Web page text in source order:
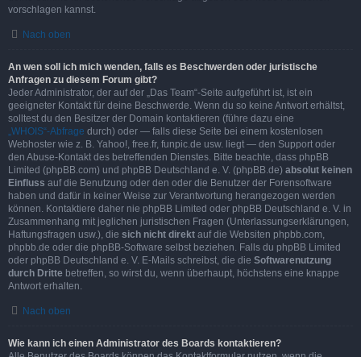
vorschlagen kannst.
Nach oben
An wen soll ich mich wenden, falls es Beschwerden oder juristische
Anfragen zu diesem Forum gibt?
Jeder Administrator, der auf der „Das Team“-Seite aufgeführt ist, ist ein
geeigneter Kontakt für deine Beschwerde. Wenn du so keine Antwort erhältst,
solltest du den Besitzer der Domain kontaktieren (führe dazu eine
„WHOIS“-Abfrage durch) oder — falls diese Seite bei einem kostenlosen
Webhoster wie z. B. Yahoo!, free.fr, funpic.de usw. liegt — den Support oder
den Abuse-Kontakt des betreffenden Dienstes. Bitte beachte, dass phpBB
Limited (phpBB.com) und phpBB Deutschland e. V. (phpBB.de) absolut keinen
Einfluss auf die Benutzung oder den oder die Benutzer der Forensoftware
haben und dafür in keiner Weise zur Verantwortung herangezogen werden
können. Kontaktiere daher nie phpBB Limited oder phpBB Deutschland e. V. in
Zusammenhang mit jeglichen juristischen Fragen (Unterlassungserklärungen,
Haftungsfragen usw.), die sich nicht direkt auf die Websiten phpbb.com,
phpbb.de oder die phpBB-Software selbst beziehen. Falls du phpBB Limited
oder phpBB Deutschland e. V. E-Mails schreibst, die die Softwarenutzung
durch Dritte betreffen, so wirst du, wenn überhaupt, höchstens eine knappe
Antwort erhalten.
Nach oben
Wie kann ich einen Administrator des Boards kontaktieren?